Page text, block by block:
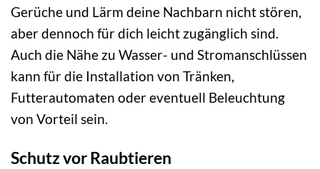
Gerüche und Lärm deine Nachbarn nicht stören,
aber dennoch für dich leicht zugänglich sind.
Auch die Nähe zu Wasser- und Stromanschlüssen
kann für die Installation von Tränken,
Futterautomaten oder eventuell Beleuchtung
von Vorteil sein.
Schutz vor Raubtieren